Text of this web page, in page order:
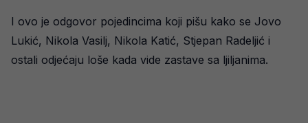
I ovo je odgovor pojedincima koji pišu kako se Jovo
Lukić, Nikola Vasilj, Nikola Katić, Stjepan Radeljić i
ostali odjećaju loše kada vide zastave sa ljiljanima.